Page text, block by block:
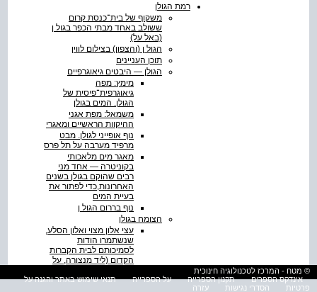
רמת הגולן
משקוף של בית־כנסת קרום
ששולב באחד מבתי הכפר בגול ן
(באל על)
הגול ן (והצפון) בצילום לווין
תוכן העניינים
הגולן — היבטים גיאוגרפיים
מימץ: מפה
גיאוגרפית־פיסית של
הגולן. המים בגולן
משמאל: מפת אגני
ההיקוות הראשיים ומאגרי
נוף אופייני לגולן. מבט
מרפיד מערבה על תל פרס
מאגר מים מלאכותי
בקוניטרה — אחד מני
רבים שהוקם בגולן בשנים
האחרונות,כדי לפתור את
בעיית המים
נוף בררום הגול ן
הצומח בגולן
עצי אלון מצוי ואלון הסלע,
שנשתמרו הודות
לסמיכותם לבית הקברות
הקדום (ליד מנצורה, על
ערכי טבע ונוף בגולן
© מטח - המרכז לטכנולוגיה חינוכית
אינדקס הספרים
תקנון הספרייה על הספרייה
תנאי שימוש באתר והגנה על
פרטיות
הסדרי נגישות עזרה